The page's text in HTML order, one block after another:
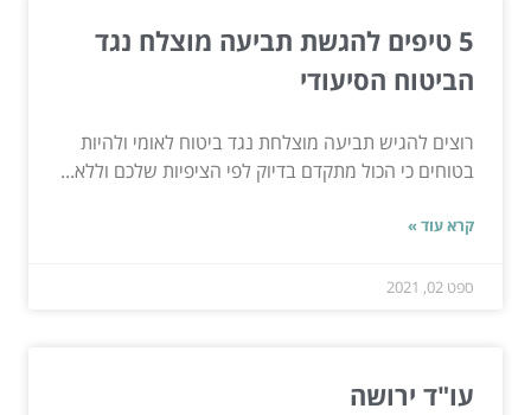
5 טיפים להגשת תביעה מוצלח נגד
הביטוח הסיעודי
רוצים להגיש תביעה מוצלחת נגד ביטוח לאומי ולהיות
בטוחים כי הכול מתקדם בדיוק לפי הציפיות שלכם וללא...
קרא עוד »
ספט 02, 2021
עו"ד ירושה